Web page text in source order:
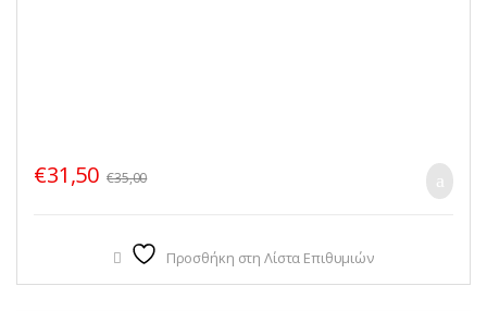
€31,50 €35,00
Προσθήκη στη Λίστα Επιθυμιών